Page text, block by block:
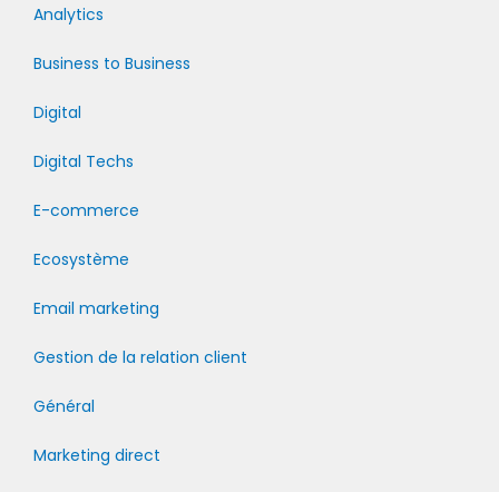
Analytics
Business to Business
Digital
Digital Techs
E-commerce
Ecosystème
Email marketing
Gestion de la relation client
Général
Marketing direct